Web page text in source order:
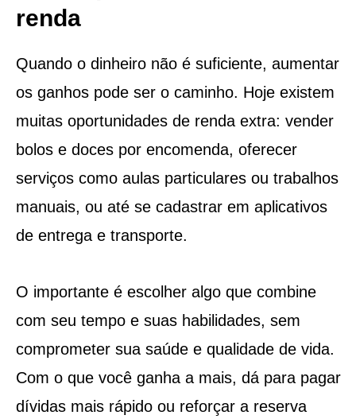
renda
Quando o dinheiro não é suficiente, aumentar
os ganhos pode ser o caminho. Hoje existem
muitas oportunidades de renda extra: vender
bolos e doces por encomenda, oferecer
serviços como aulas particulares ou trabalhos
manuais, ou até se cadastrar em aplicativos
de entrega e transporte.
O importante é escolher algo que combine
com seu tempo e suas habilidades, sem
comprometer sua saúde e qualidade de vida.
Com o que você ganha a mais, dá para pagar
dívidas mais rápido ou reforçar a reserva